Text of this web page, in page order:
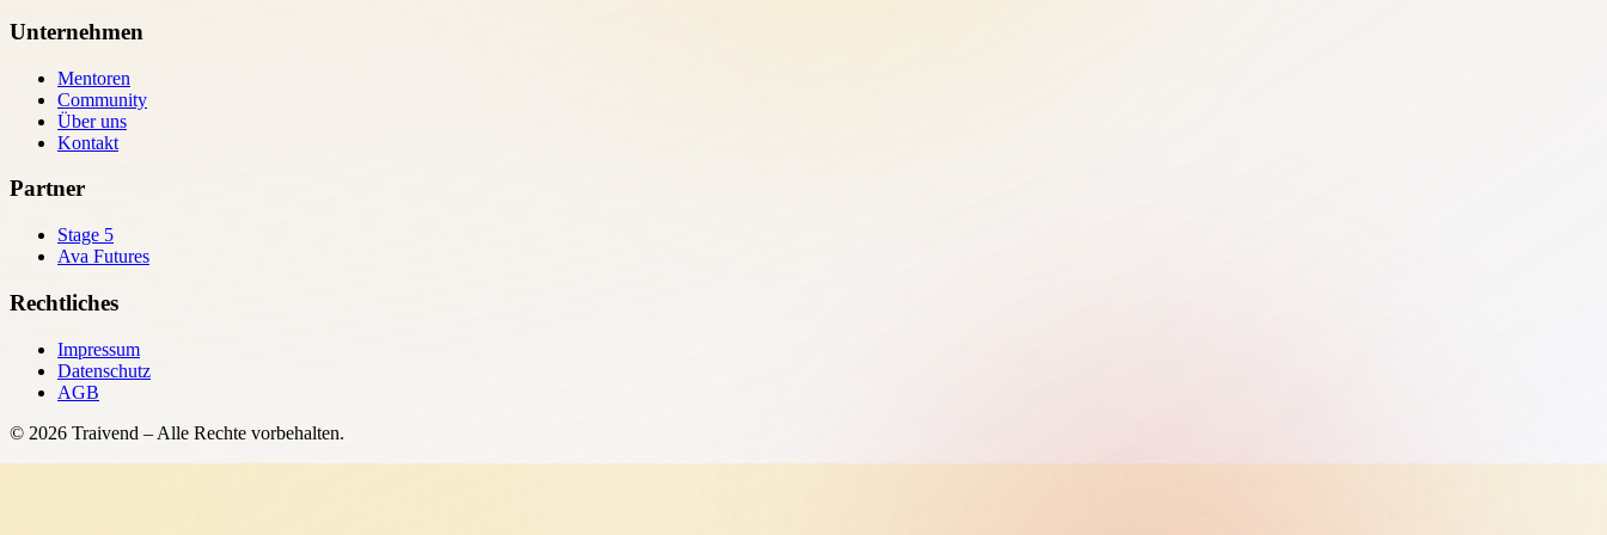
Unternehmen
Mentoren
Community
Über uns
Kontakt
Partner
Stage 5
Ava Futures
Rechtliches
Impressum
Datenschutz
AGB
© 2026 Traivend – Alle Rechte vorbehalten.